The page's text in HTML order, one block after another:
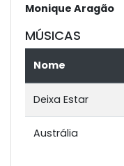
Monique Aragão
MÚSICAS
Nome
Deixa Estar
Austrália